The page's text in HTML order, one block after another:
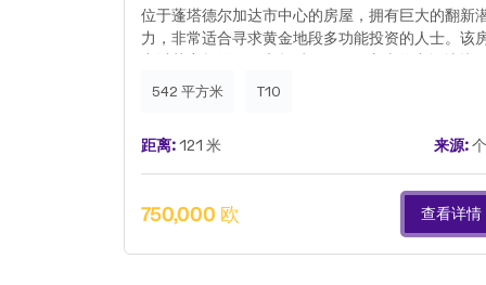
位于蓬塔德尔加达市中心的房屋，拥有巨大的翻新
力，非常适合寻求黄金地段多功能投资的人士。该
著称，提供了多种用途的可能性，从自住到旅游项目
它还拥有从公共道路进入的多个独立入口，这一特
增强了其使用的灵活性和价值，允许不同的通道和
能的空间配置。它有一个已批准的单户住宅带车库
目，并且已经为开发现代化舒适的解决方案做好了准
备。此外，它之前还有一个已批准的旅馆项目，进
542 平方米 T10
距离:121 米 来源:
750,000 欧 查看详情